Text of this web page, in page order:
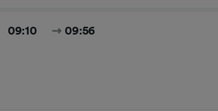
09:10 09:56